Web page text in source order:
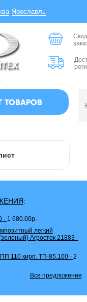
Ярославль
ТОВАРОВ
:
- 1 680.00р.
легкий
Агросток 21883 -
110 кирп. ТП-85.100 - 2
Все предложения